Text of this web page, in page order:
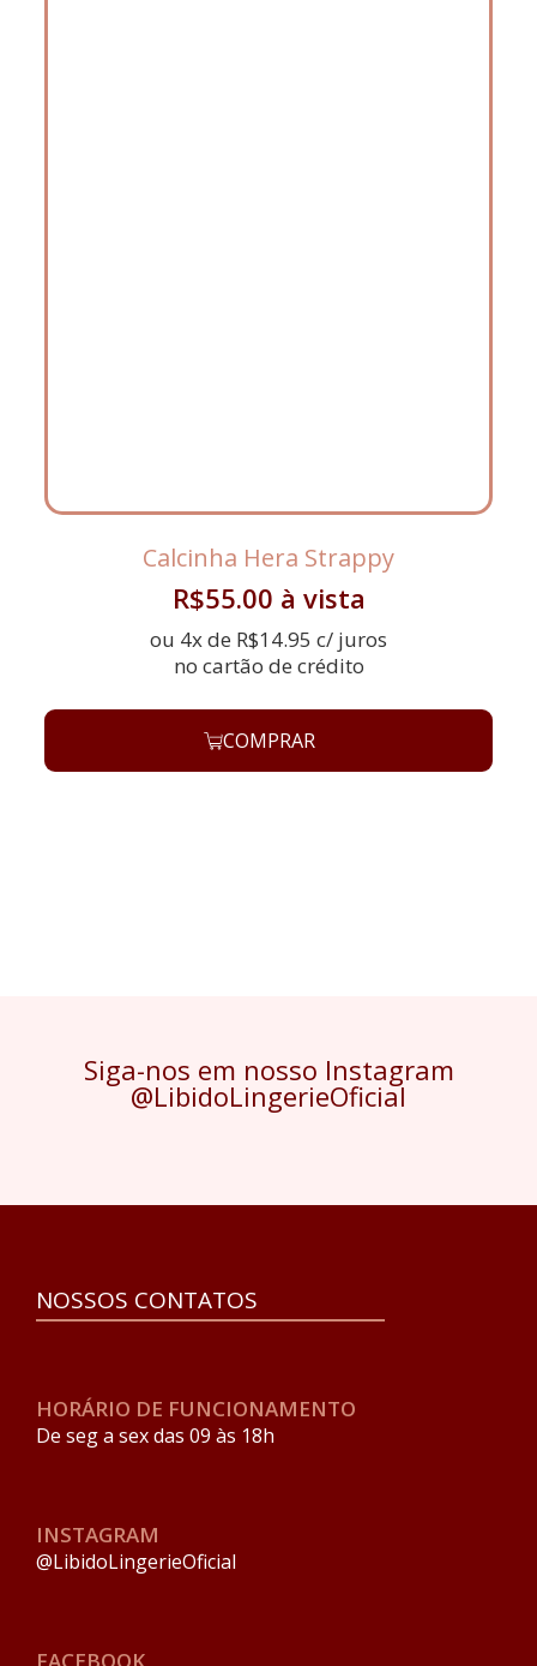
Calcinha Hera Strappy
R$55.00 à vista
ou 4x de R$14.95 c/ juros
no cartão de crédito
COMPRAR
Siga-nos em nosso Instagram
@LibidoLingerieOficial
NOSSOS CONTATOS
HORÁRIO DE FUNCIONAMENTO
De seg a sex das 09 às 18h
INSTAGRAM
@LibidoLingerieOficial